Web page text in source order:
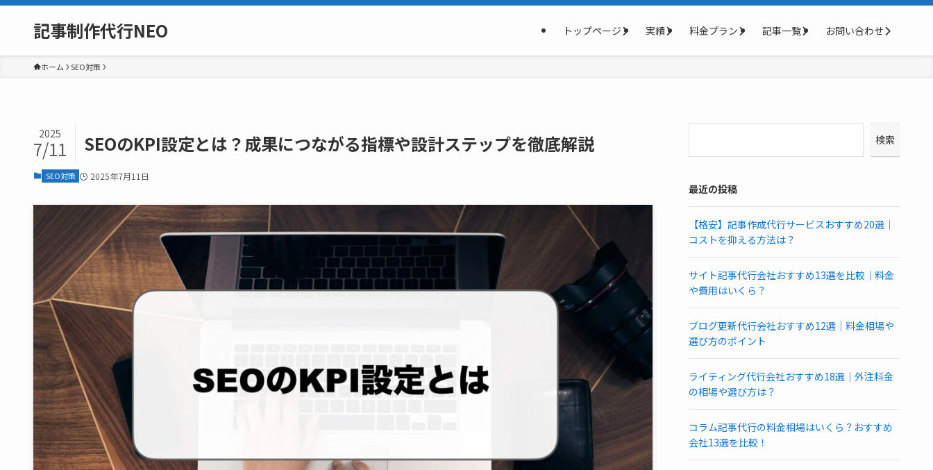
記事制作代行NEO トップページ 実績 料金プラン 記事一覧 お問い合わせ
ホーム SEO対策
SEOのKPI設定とは？成果につながる指標や設計ステップを徹底解説
2025
7/11
SEO対策 2025年7月11日
検索
最近の投稿
【格安】記事作成代行サービスおすすめ20選｜
コストを抑える方法は？
サイト記事代行会社おすすめ13選を比較｜料金
や費用はいくら？
ブログ更新代行会社おすすめ12選｜料金相場や
選び方のポイント
ライティング代行会社おすすめ18選｜外注料金
の相場や選び方は？
コラム記事代行の料金相場はいくら？おすすめ
会社13選を比較！